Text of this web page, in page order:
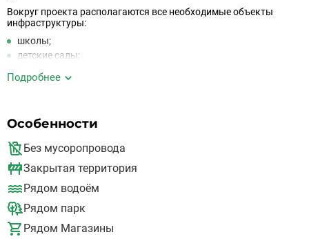
Вокруг проекта располагаются все необходимые объекты
инфраструктуры:
школы;
детские сады;
бассейн;
отдельный подземно-наземный паркинг на 570 машиномест.
В шаговой доступности также есть медицинские центры и ТРЦ.
Экология места благоприятна для жизни, рядом находятся
лесные массивы, живописный пруд (приток реки Сетунь),
благоустроенная набережная и маршрут для прогулок.
Всего в 8 километрах от ЖК проходит МКАД, что делает очень
удобной и быстрой дорогу до Москвы — до отдельных округов
можно добраться всего за 15-20 минут.
Подробнее
Особенности
Без мусоропровода
Закрытая территория
Рядом водоём
Рядом парк
Рядом Магазины